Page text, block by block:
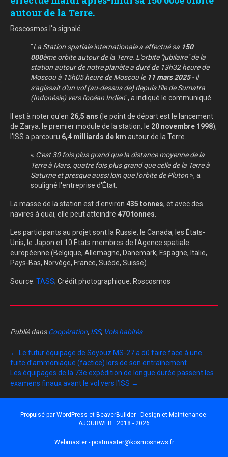
autour de la Terre.
Roscosmos l'a signalé.
"La Station spatiale internationale a effectué sa 150
000ème orbite autour de la Terre. L'orbite "jubilaire" de la
station autour de notre planète a duré de 13h32 heure de
Moscou à 15h05 heure de Moscou le 11 mars 2025- il
s'agissait d'un vol (au-dessus de) depuis l'île de Sumatra
(Indonésie) vers l'océan Indien", a indiqué le communiqué.
Il est à noter qu'en 26,5 ans (le point de départ est le lancement
de Zarya, le premier module de la station, le 20 novembre 1998),
l'ISS a parcouru 6,4 milliards de km autour de la Terre.
« C'est 30 fois plus grand que la distance moyenne de la
Terre à Mars, quatre fois plus grand que celle de la Terre à
Saturne et presque aussi loin que l'orbite de Pluton », a
souligné l'entreprise d'État.
La masse de la station est d'environ 435 tonnes, et avec des
navires à quai, elle peut atteindre 470 tonnes
Les participants au projet sont la Russie, le Canada, les États-
Unis, le Japon et 10 États membres de l'Agence spatiale
européenne (Belgique, Allemagne, Danemark, Espagne, Italie,
Pays-Bas, Norvège, France, Suède, Suisse).
Source: TASS; Crédit photographique: Roscosmos
Publié dansCoopération, ISS, Vols habités
← Le futur équipage de Soyouz MS-27 a dû faire face à une
fuite d’ammoniaque (factice) lors de son entraînement
Les équipages de la 73e expédition de longue durée passent les
examens finaux avant le vol vers l’ISS →
Propulsé par WordPress et BeaverBuilder - Design et Maintenance:
AJOURWEB · 2018 - 2026
Webmaster - postmaster@kosmosnews.fr